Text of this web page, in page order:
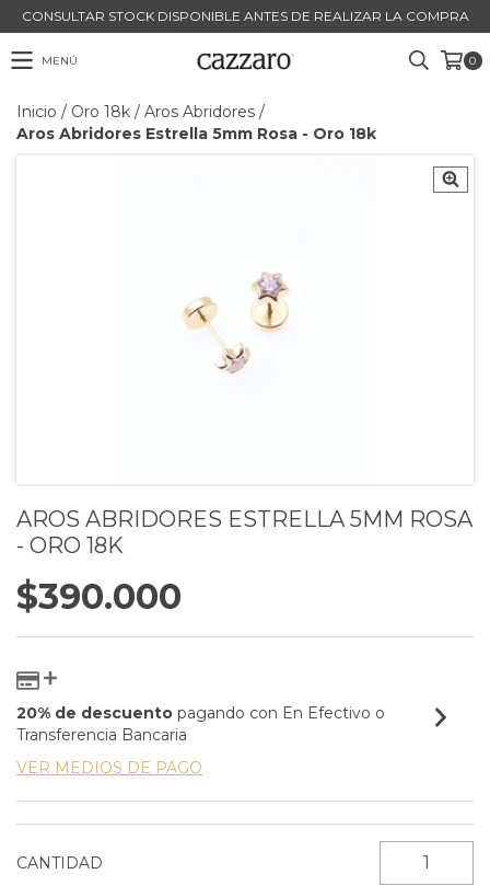
CONSULTAR STOCK DISPONIBLE ANTES DE REALIZAR LA COMPRA
MENÚ 0
Inicio / Oro 18k / Aros Abridores /
Aros Abridores Estrella 5mm Rosa - Oro 18k
AROS ABRIDORES ESTRELLA 5MM ROSA
- ORO 18K
$390.000
20% de descuento pagando con En Efectivo o
Transferencia Bancaria
VER MEDIOS DE PAGO
CANTIDAD